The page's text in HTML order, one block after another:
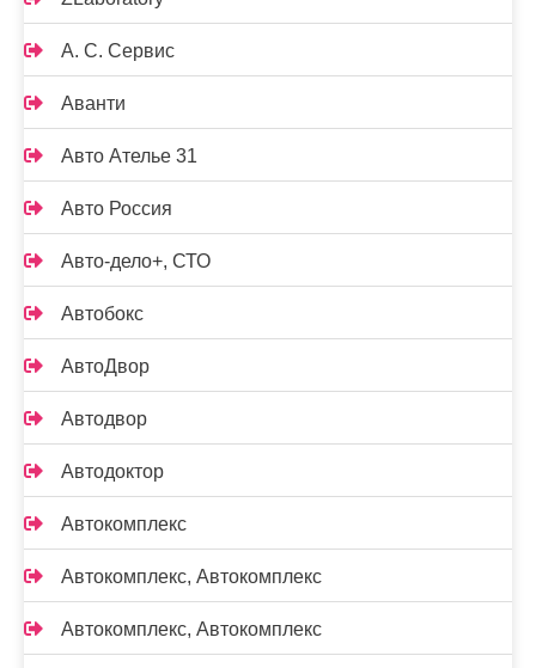
А. С. Сервис
Аванти
Авто Ателье 31
Авто Россия
Авто-дело+, СТО
Автобокс
АвтоДвор
Автодвор
Автодоктор
Автокомплекс
Автокомплекс, Автокомплекс
Автокомплекс, Автокомплекс